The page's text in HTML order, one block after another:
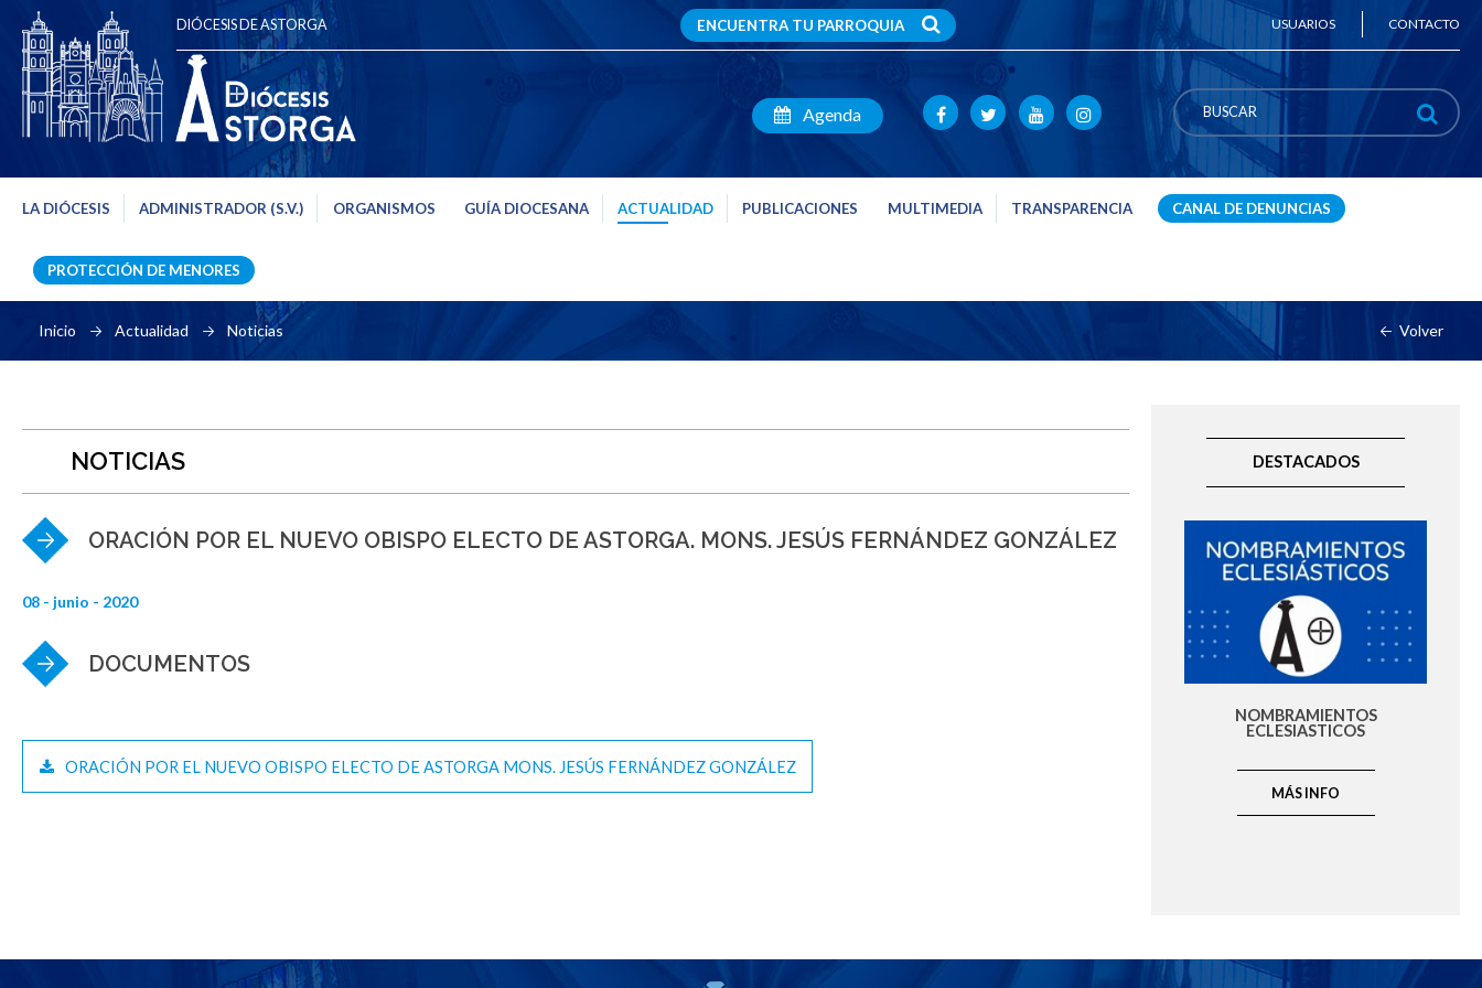
DIÓCESIS DE ASTORGA USUARIOS CONTACTO
ENCUENTRA TU PARROQUIA
Agenda
LA DIÓCESIS ADMINISTRADOR (S.V.) ORGANISMOS GUÍA DIOCESANA ACTUALIDAD PUBLICACIONES MULTIMEDIA TRANSPARENCIA CANAL DE DENUNCIAS
PROTECCIÓN DE MENORES
Inicio Actualidad Noticias Volver
NOTICIAS
ORACIÓN POR EL NUEVO OBISPO ELECTO DE ASTORGA. MONS. JESÚS FERNÁNDEZ GONZÁLEZ
08 - junio - 2020
DOCUMENTOS
ORACIÓN POR EL NUEVO OBISPO ELECTO DE ASTORGA MONS. JESÚS FERNÁNDEZ GONZÁLEZ
DESTACADOS
NOMBRAMIENTOS
ECLESIASTICOS
MÁS INFO